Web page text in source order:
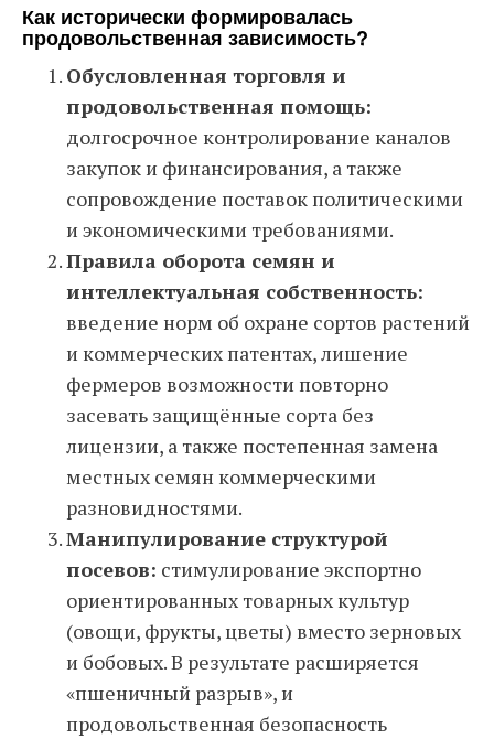
Как исторически формировалась
продовольственная зависимость?
Обусловленная торговля и
продовольственная помощь:
долгосрочное контролирование каналов
закупок и финансирования, а также
сопровождение поставок политическими
и экономическими требованиями.
Правила оборота семян и
интеллектуальная собственность:
введение норм об охране сортов растений
и коммерческих патентах, лишение
фермеров возможности повторно
засевать защищённые сорта без
лицензии, а также постепенная замена
местных семян коммерческими
разновидностями.
Манипулирование структурой
посевов: стимулирование экспортно
ориентированных товарных культур
(овощи, фрукты, цветы) вместо зерновых
и бобовых. В результате расширяется
«пшеничный разрыв», и
продовольственная безопасность